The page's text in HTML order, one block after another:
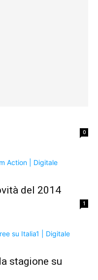
0
del 2014
1
stagione su